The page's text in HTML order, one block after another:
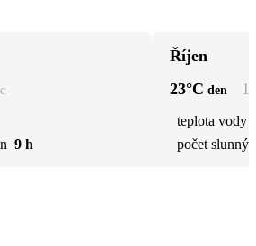
9 h
Říjen
23°C den
teplota vody
počet